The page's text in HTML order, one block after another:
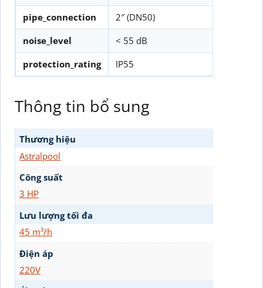
pipe_connection 2″ (DN50)
noise_level < 55 dB
protection_rating IP55
Thông tin bổ sung
Thương hiệu
Astralpool
Công suất
3 HP
Lưu lượng tối đa
45 m³/h
Điện áp
220V